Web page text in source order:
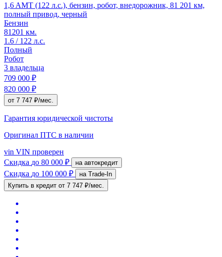
1,6 AMT (122 л.с.), бензин, робот, внедорожник, 81 201 км,
полный привод, черный
Бензин
81201 км.
1.6 / 122 л.с.
Полный
Робот
3 владельца
709 000 ₽
820 000 ₽
от 7 747 ₽/мес.
Гарантия юридической чистоты
Оригинал ПТС в наличии
vin VIN проверен
Скидка до 80 000 ₽ на автокредит
Скидка до 100 000 ₽
на Trade-In
Купить в кредит от 7 747 ₽/мес.